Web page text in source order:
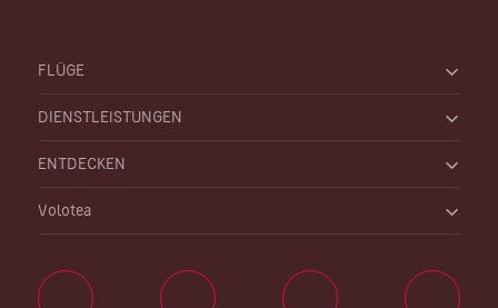
FLÜGE
DIENSTLEISTUNGEN
ENTDECKEN
Volotea